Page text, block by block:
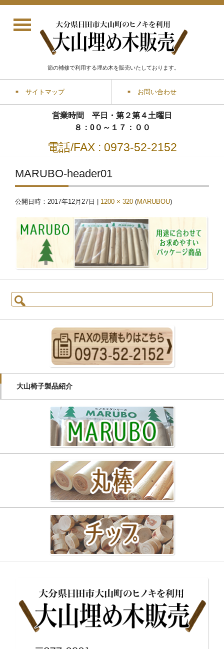
節の補修で利用する埋め木を販売いたしております。
サイトマップ お問い合わせ
営業時間 平日・第２第４土曜日
８：0０～１７：００
電話/FAX : 0973-52-2152
MARUBO-header01
公開日時： 2017年12月27日 1200 × 320 (MARUBOU)
検索:
大山椅子製品紹介